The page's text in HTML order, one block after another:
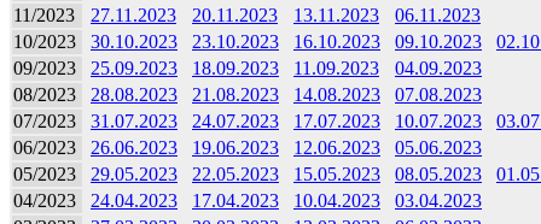
11/2023
27.11.2023 20.11.2023 13.11.2023
06.11.2023
10/2023
30.10.2023 23.10.2023 16.10.2023 09.10.2023
09/2023
25.09.2023 18.09.2023 11.09.2023
04.09.2023
08/2023
28.08.2023 21.08.2023 14.08.2023
07.08.2023
07/2023
31.07.2023 24.07.2023 17.07.2023 10.07.2023
06/2023
26.06.2023 19.06.2023 12.06.2023
05.06.2023
05/2023
29.05.2023 22.05.2023 15.05.2023 08.05.2023
04/2023
24.04.2023 17.04.2023 10.04.2023
03.04.2023